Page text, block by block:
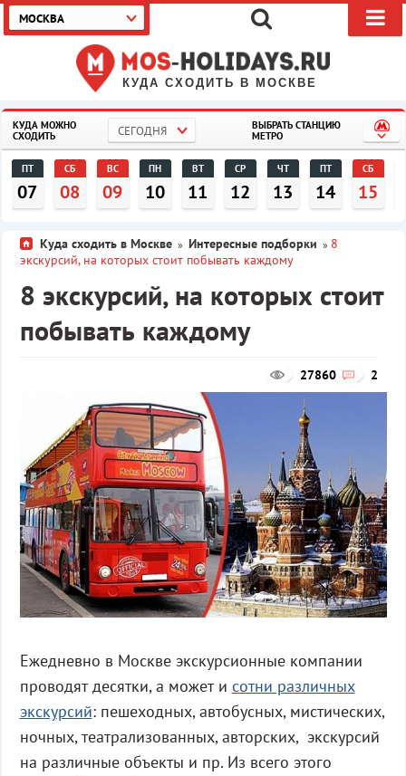
КУДА СХОДИТЬ В МОСКВЕ
МОСКВА
КУДА МОЖНО
СХОДИТЬ
СЕГОДНЯ
ВЫБРАТЬ СТАНЦИЮ
МЕТРО
ПТ
07
СБ
08
ВС
09
ПН
10
ВТ
11
СР
12
ЧТ
13
ПТ
14
СБ
15
Куда сходить в Москве » Интересные подборки » 8
экскурсий, на которых стоит побывать каждому
8 экскурсий, на которых стоит
побывать каждому
2
27860
Ежедневно в Москве экскурсионные компании
проводят десятки, а может и сотни различных
экскурсий: пешеходных, автобусных, мистических,
ночных, театрализованных, авторских, экскурсий
на различные объекты и пр. Из всего этого